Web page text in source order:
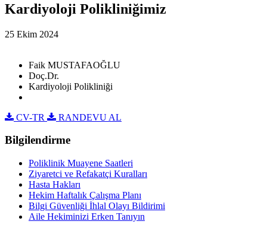
Kardiyoloji Polikliniğimiz
25 Ekim 2024
Faik MUSTAFAOĞLU
Doç.Dr.
Kardiyoloji Polikliniği
CV-TR RANDEVU AL
Bilgilendirme
Poliklinik Muayene Saatleri
Ziyaretci ve Refakatçi Kuralları
Hasta Hakları
Hekim Haftalık Çalışma Planı
Bilgi Güvenliği İhlal Olayı Bildirimi
Aile Hekiminizi Erken Tanıyın